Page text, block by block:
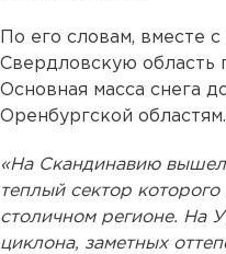
По его словам, вместе
Свердловскую область
Основная масса снега
Оренбургской областям.
«На Скандинавию вышел
теплый сектор которого
столичном регионе. На
циклона, заметных